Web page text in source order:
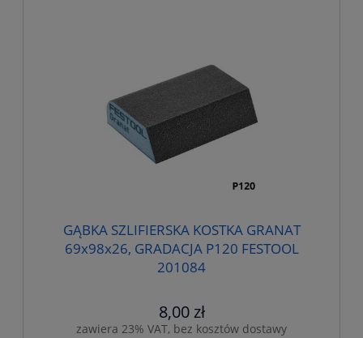
GĄBKA SZLIFIERSKA KOSTKA GRANAT
69x98x26, GRADACJA P120 FESTOOL
201084
8,00 zł
zawiera 23% VAT, bez kosztów dostawy